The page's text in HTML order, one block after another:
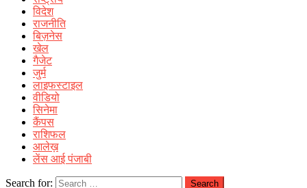
विदेश
राजनीति
बिज़नेस
खेल
गैजेट
जुर्म
लाइफस्टाइल
वीडियो
सिनेमा
कैंपस
राशिफल
आलेख़
लेंस आई पंजाबी
Search for: